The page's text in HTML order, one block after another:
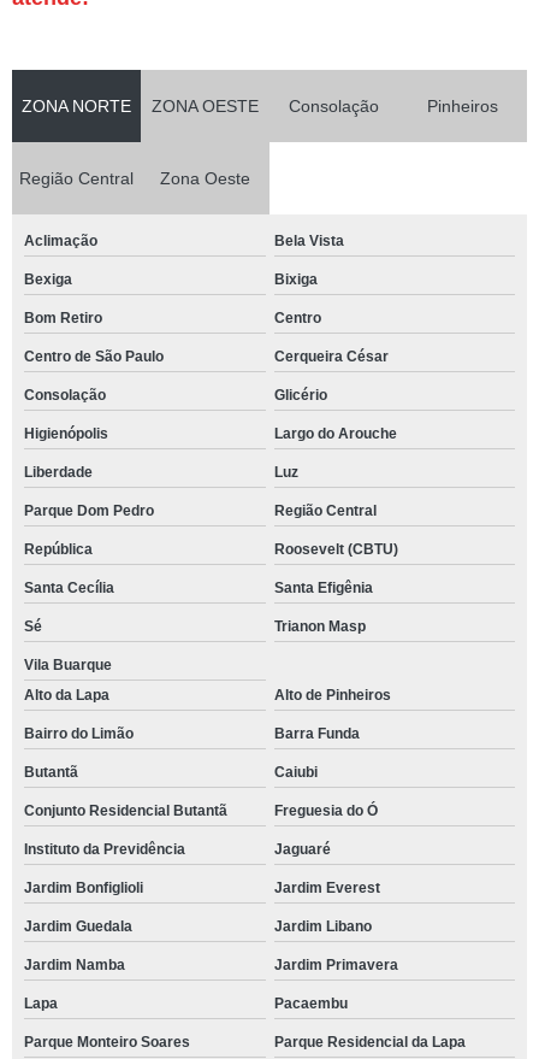
ZONA NORTE ZONA OESTE Consolação Pinheiros
Região Central Zona Oeste
Aclimação Bela Vista
Bexiga Bixiga
Bom Retiro Centro
Centro de São Paulo Cerqueira César
Consolação Glicério
Higienópolis Largo do Arouche
Liberdade Luz
Parque Dom Pedro Região Central
República Roosevelt (CBTU)
Santa Cecília Santa Efigênia
Sé Trianon Masp
Vila Buarque
Alto da Lapa
Alto de Pinheiros
Bairro do Limão Barra Funda
Butantã Caiubi
Conjunto Residencial Butantã Freguesia do Ó
Instituto da Previdência Jaguaré
Jardim Bonfiglioli Jardim Everest
Jardim Guedala Jardim Libano
Jardim Namba Jardim Primavera
Lapa Pacaembu
Parque Monteiro Soares Parque Residencial da Lapa